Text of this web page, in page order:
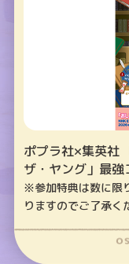
ポプラ社×集英社
ザ・ヤング」最強
※参加特典は数に限
りますのでご了承く